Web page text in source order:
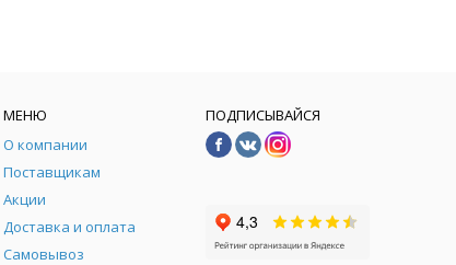
МЕНЮ
О компании
Поставщикам
Акции
Доставка и оплата
Самовывоз
ПОДПИСЫВАЙСЯ